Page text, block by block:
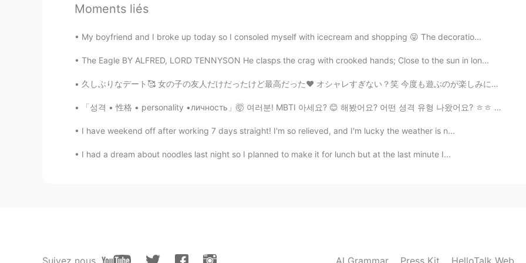
@Selena
Roxx 2020.08.09 21:50
Maki 2020.08.09 21:49
朝食にアサイーの弓を作ってみました。
朝食にアサイーボウルを作ってみました。
Moments liés
My boyfriend and I broke up today so I consoled myself with icecream and shopping 😜 The decoratio...
The Eagle BY ALFRED, LORD TENNYSON He clasps the crag with crooked hands; Close to the sun in lon...
久しぶりなデート🥰 女の子の友人だけだったけど最高だった❤️ オシャレすぎない？笑 今度も遊ぶのが楽しみにしてる😄 Went on a date for the first time in a ...
「성격 • 性格 • personality •личность」🤯 여러분! MBTI 아세요? 😊 해봤어요? 어떤 셩격 유형 나왔어요? ㅎㅎ 저는 ENFJ-T인데 제 연애의 유형은...
I have weekend off after working 7 days straight! I'm so relieved, and I'm lucky the weather is n...
I had a dream about noodles last night so I planned to make it for lunch but at the last minute I...
Suivez nous AI Grammar Press Kit HelloTalk Web